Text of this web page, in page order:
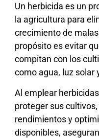
Un herbicida es un
la agricultura para
crecimiento de
propósito es evitar
compitan con los
como agua, luz solar
Al emplear
proteger sus
rendimientos y
disponibles,